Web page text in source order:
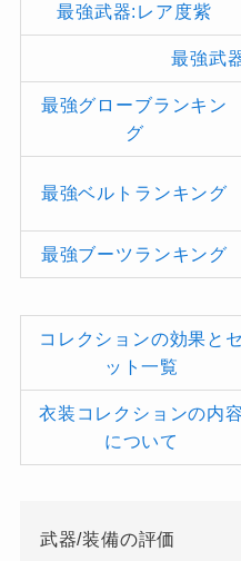
最強武器:レア度紫
最強武
最強グローブランキン
グ
最強ベルトランキング
最強ブーツランキング
コレクションの効果とセ
ット一覧
衣装コレクションの内容
について
武器/装備の評価